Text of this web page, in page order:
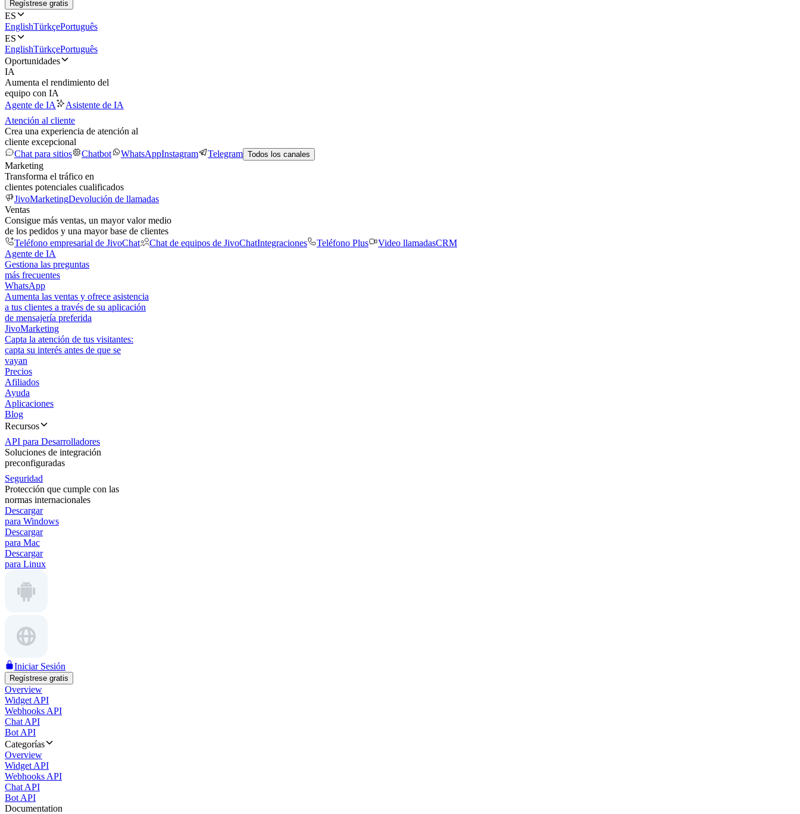
Regístrese gratis
ES
EnglishTürkçePortuguês
ES
EnglishTürkçePortuguês
Oportunidades
IA
Aumenta el rendimiento del
equipo con IA
Agente de IA
Asistente de IA
Atención al cliente
Crea una experiencia de atención al
cliente excepcional
Chat para sitios
Chatbot WhatsAppInstagram Telegram Todos los canales
Marketing
Transforma el tráfico en
clientes potenciales cualificados
JivoMarketingDevolución de llamadas
Ventas
Consigue más ventas, un mayor valor medio
de los pedidos y una mayor base de clientes
Teléfono empresarial de JivoChat
Chat de equipos de JivoChatIntegraciones Teléfono Plus Video llamadasCRM
Agente de IA
Gestiona las preguntas
más frecuentes
WhatsApp
Aumenta las ventas y ofrece asistencia
a tus clientes a través de su aplicación
de mensajería preferida
JivoMarketing
Capta la atención de tus visitantes:
capta su interés antes de que se
vayan
Precios
Afiliados
Ayuda
Aplicaciones
Blog
Recursos
API para Desarrolladores
Soluciones de integración
preconfiguradas
Seguridad
Protección que cumple con las
normas internacionales
Descargar
para Windows
Descargar
para Mac
Descargar
para Linux
Iniciar Sesión
Regístrese gratis
Overview
Widget API
Webhooks API
Chat API
Bot API
Categorías
Overview
Widget API
Webhooks API
Chat API
Bot API
Documentation